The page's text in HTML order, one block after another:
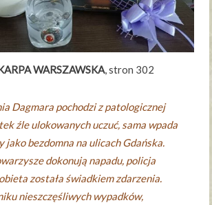
WARSZAWSKA, stron 302
Dagmara pochodzi z patologicznej
źle ulokowanych uczuć, sama wpada
jako bezdomna na ulicach Gdańska.
dokonują napadu, policja
została świadkiem zdarzenia.
nieszczęśliwych wypadków,